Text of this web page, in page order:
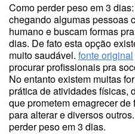
Como perder peso em 3
chegando algumas pessoas
humano e buscam formas
dias. De fato esta opção
muito saudável. fonte original
procurar profissionais pra
No entanto existem muitas
prática de atividades físicas,
que prometem emagrecer
para alterar e diversos
perder peso em 3 dias.